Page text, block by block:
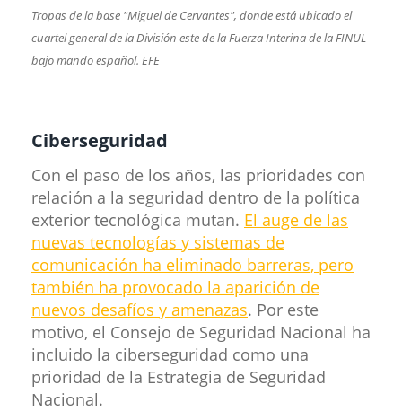
​Tropas de la base "Miguel de Cervantes", donde está ubicado el
cuartel general de la División este de la Fuerza Interina de la FINUL
bajo mando español. EFE
Ciberseguridad
Con el paso de los años, las prioridades con
relación a la seguridad dentro de la política
exterior tecnológica mutan. El auge de las
nuevas tecnologías y sistemas de
comunicación ha eliminado barreras, pero
también ha provocado la aparición de
nuevos desafíos y amenazas. Por este
motivo, el Consejo de Seguridad Nacional ha
incluido la ciberseguridad como una
prioridad de la Estrategia de Seguridad
Nacional.